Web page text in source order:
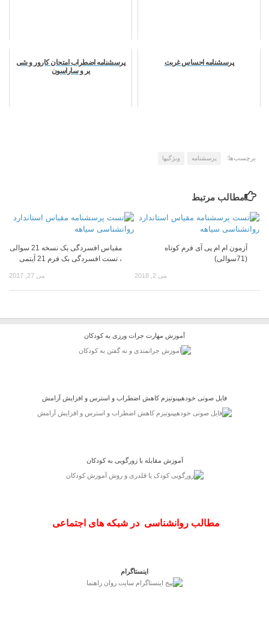
پرسشنامه احساس غربت
پرسشنامه اضطراب امتحان کارور و شی
یر و ساراسون
برچسب‌ها: پرسشنامه ویژگیها
مطالب مرتبط
مقیاس افسردگی بک نسخه 21 سوالی
، تست افسردگی بک فرم 21 آیتمی
می 27, 2017
آزمون ام ام پی آی فرم کوتاه
(71سوالی)
می 2, 2018
آموزش مقابله با زورگویی به کودکان
فایل صوتی خودهیپنوتیزم کاهش اضطراب و استرس و افزایش آرامش
آموزش مهارت جرات ورزی به کودکان
مطالب روانشناسی در شبکه های اجتماعی
اینستاگرام